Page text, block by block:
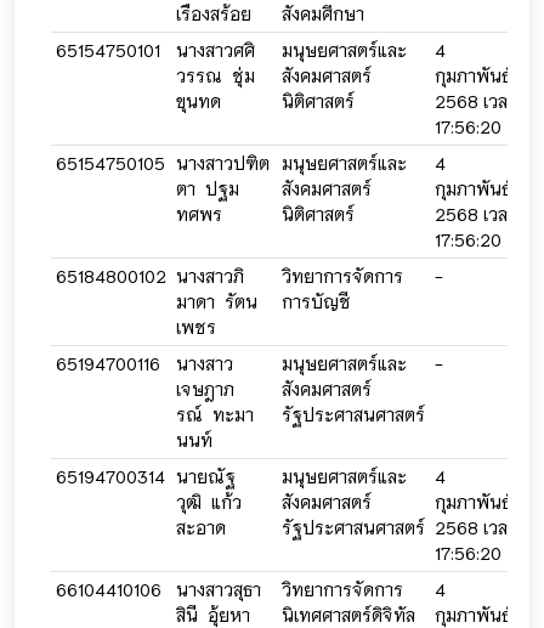
เรืองสร้อย
สังคมศึกษา
65154750101
นางสาวศศิ
วรรณ ชุ่ม
ขุนทด
มนุษยศาสตร์และ
สังคมศาสตร์
นิติศาสตร์
4
กุมภาพันธ์
2568 เวลา
17:56:20
65154750105 นางสาวปฑิต
ตา ปฐม
ทศพร
มนุษยศาสตร์และ
สังคมศาสตร์
นิติศาสตร์
4
กุมภาพันธ์
2568 เวลา
17:56:20
65184800102 นางสาวภิ
มาดา รัตน
เพชร
วิทยาการจัดการ
การบัญชี
-
65194700116
นางสาว
เจษฎาภ
รณ์ ทะมา
นนท์
มนุษยศาสตร์และ
สังคมศาสตร์
รัฐประศาสนศาสตร์
-
65194700314 นายณัฐ
วุฒิ แก้ว
สะอาด
มนุษยศาสตร์และ
สังคมศาสตร์
รัฐประศาสนศาสตร์
4
กุมภาพันธ์
2568 เวลา
17:56:20
66104410106
นางสาวสุธา
สินี อุ้ยหา
วิทยาการจัดการ
นิเทศศาสตร์ดิจิทัล
4
กุมภาพันธ์